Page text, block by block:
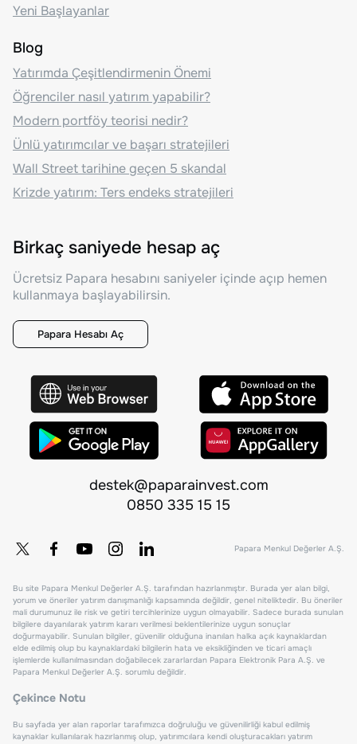
Yeni Başlayanlar
Blog
Yatırımda Çeşitlendirmenin Önemi
Öğrenciler nasıl yatırım yapabilir?
Modern portföy teorisi nedir?
Ünlü yatırımcılar ve başarı stratejileri
Wall Street tarihine geçen 5 skandal
Krizde yatırım: Ters endeks stratejileri
Birkaç saniyede hesap aç
Ücretsiz Papara hesabını saniyeler içinde açıp hemen
kullanmaya başlayabilirsin.
Papara Hesabı Aç
destek@paparainvest.com
0850 335 15 15
Papara Menkul Değerler A.Ş.
Bu site Papara Menkul Değerler A.Ş. tarafından hazırlanmıştır. Burada yer alan bilgi,
yorum ve öneriler yatırım danışmanlığı kapsamında değildir, genel niteliktedir. Bu öneriler
mali durumunuz ile risk ve getiri tercihlerinize uygun olmayabilir. Sadece burada sunulan
bilgilere dayanılarak yatırım kararı verilmesi beklentilerinize uygun sonuçlar
doğurmayabilir. Sunulan bilgiler, güvenilir olduğuna inanılan halka açık kaynaklardan
elde edilmiş olup bu kaynaklardaki bilgilerin hata ve eksikliğinden ve ticari amaçlı
işlemlerde kullanılmasından doğabilecek zararlardan Papara Elektronik Para A.Ş. ve
Papara Menkul Değerler A.Ş. sorumlu değildir.
Çekince Notu
Bu sayfada yer alan raporlar tarafımızca doğruluğu ve güvenilirliği kabul edilmiş
kaynaklar kullanılarak hazırlanmış olup, yatırımcılara kendi oluşturacakları yatırım